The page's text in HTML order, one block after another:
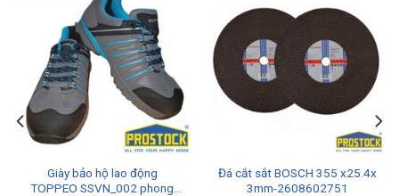
Giày bảo hộ lao động
TOPPEO SSVN_002 phong
Đá cắt sắt BOSCH 355 x25.4x
3mm-2608602751